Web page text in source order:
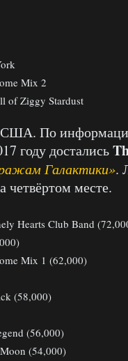
Mix 2
of Ziggy Stardust
По
году достались
Галактики».
четвёртом месте.
Hearts Club Band
Mix 1 (62,000)
(58,000)
(56,000)
(54,000)